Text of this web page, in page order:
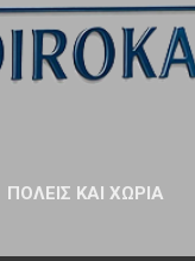
ΠΌΛΕΙΣ ΚΑΙ ΧΩΡΙΆ